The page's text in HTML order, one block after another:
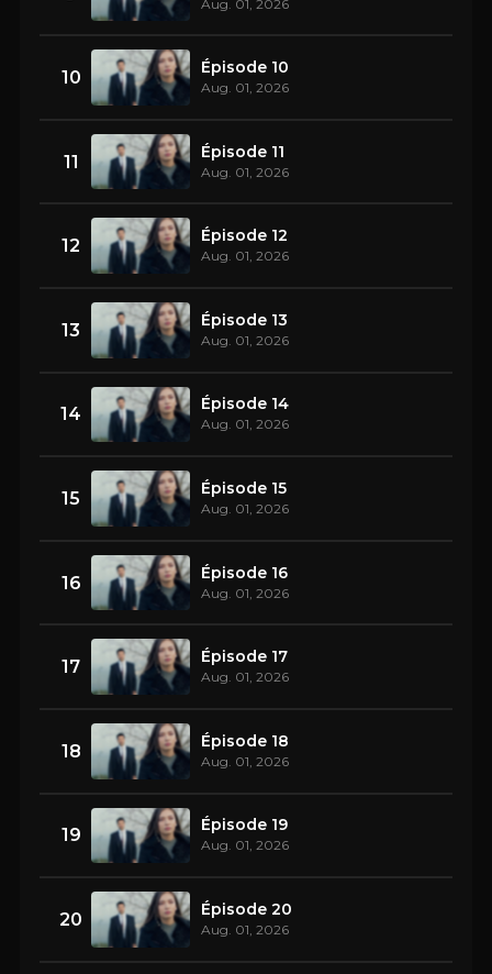
Aug. 01, 2026
10 Épisode 10
Aug. 01, 2026
11 Épisode 11
Aug. 01, 2026
12 Épisode 12
Aug. 01, 2026
13 Épisode 13
Aug. 01, 2026
14 Épisode 14
Aug. 01, 2026
15 Épisode 15
Aug. 01, 2026
16 Épisode 16
Aug. 01, 2026
17 Épisode 17
Aug. 01, 2026
18 Épisode 18
Aug. 01, 2026
19 Épisode 19
Aug. 01, 2026
20 Épisode 20
Aug. 01, 2026